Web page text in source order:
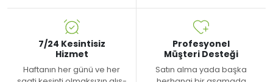
7/24 Kesintisiz
Hizmet
Haftanın her günü ve her
Profesyonel
Müşteri Desteği
Satın alma yada başka